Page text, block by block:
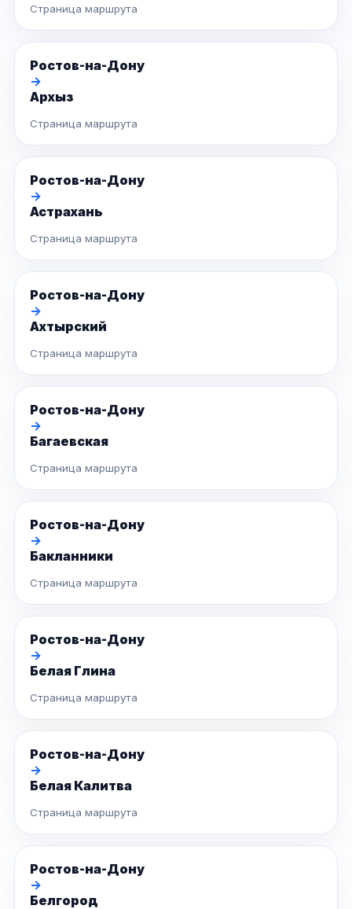
Страница маршрута
Ростов-на-Дону
→
Архыз
Страница маршрута
Ростов-на-Дону
→
Астрахань
Страница маршрута
Ростов-на-Дону
→
Ахтырский
Страница маршрута
Ростов-на-Дону
→
Багаевская
Страница маршрута
Ростов-на-Дону
→
Бакланники
Страница маршрута
Ростов-на-Дону
→
Белая Глина
Страница маршрута
Ростов-на-Дону
→
Белая Калитва
Страница маршрута
Ростов-на-Дону
→
Белгород